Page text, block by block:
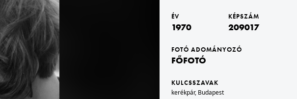
ÉV
1970
KÉPSZÁM
209017
FOTÓ ADOMÁNYOZÓ
FŐFOTÓ
KULCSSZAVAK
kerékpár, Budapest